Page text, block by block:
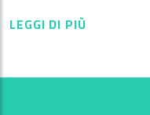
LEGGI DI PIÙ